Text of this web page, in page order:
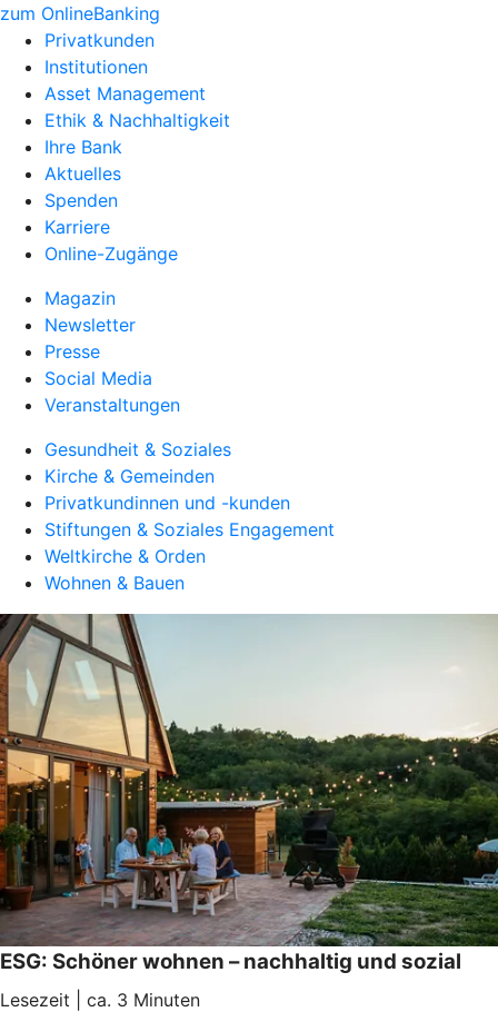
zum OnlineBanking
Privatkunden
Institutionen
Asset Management
Ethik & Nachhaltigkeit
Ihre Bank
Aktuelles
Spenden
Karriere
Online-Zugänge
Magazin
Newsletter
Presse
Social Media
Veranstaltungen
Gesundheit & Soziales
Kirche & Gemeinden
Privatkundinnen und -kunden
Stiftungen & Soziales Engagement
Weltkirche & Orden
Wohnen & Bauen
ESG: Schöner wohnen – nachhaltig und sozial
Lesezeit | ca. 3 Minuten